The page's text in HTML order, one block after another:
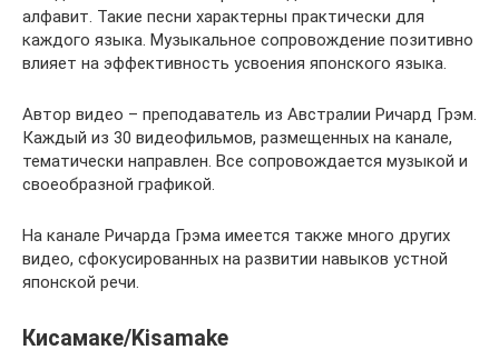
алфавит. Такие песни характерны практически для
каждого языка. Музыкальное сопровождение позитивно
влияет на эффективность усвоения японского языка.
Автор видео – преподаватель из Австралии Ричард Грэм.
Каждый из 30 видеофильмов, размещенных на канале,
тематически направлен. Все сопровождается музыкой и
своеобразной графикой.
На канале Ричарда Грэма имеется также много других
видео, сфокусированных на развитии навыков устной
японской речи.
Кисамаке/Kisamake